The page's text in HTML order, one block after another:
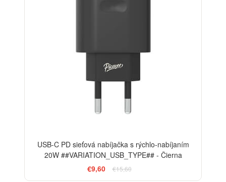
USB-C PD sieťová nabíjačka s rýchlo-nabíjaním
20W ##VARIATION_USB_TYPE## - Čierna
€9,60
€15,60